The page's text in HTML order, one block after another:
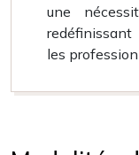
une
redéfinissant
les